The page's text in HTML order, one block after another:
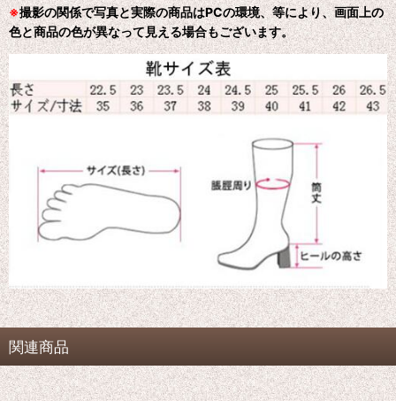
※撮影の関係で写真と実際の商品はPCの環境、等により、画面上の
色と商品の色が異なって見える場合もございます。
関連商品